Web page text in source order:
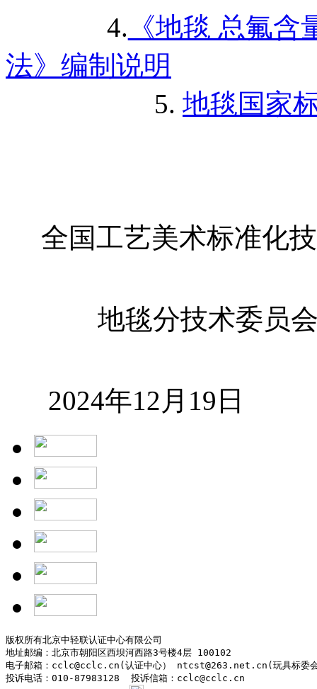
4. 《地毯 总氟
法》编制说明
5. 地毯国家
全国工艺美术标准化
地毯分技术委员
2024年12 月 19 日
版权所有北京中轻联认证中心有限公司
地址邮编：北京市朝阳区西坝河西路3号楼4层 100102
电子邮箱：cclc@cclc.cn(认证中心） ntcst@263.net.cn(玩具标委